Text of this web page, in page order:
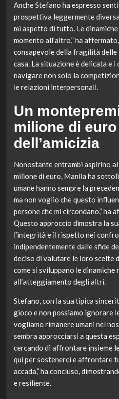
Anche Stefano ha espresso
prospettiva leggermente
mi aspetto di tutto. Le
momento all’altro,” ha
consapevole della fragilità delle
casa. La situazione è delicata e
navigare non solo la
le relazioni interpersonali.
Un
milione di
dell’amicizia
Nonostante entrambi aspirino
milione di euro, Manila ha
umane hanno sempre la
ma non voglio che questo
persone che mi circondano,” ha
Questo approccio dimostra la
l’integrità e il rispetto nei
indipendentemente dalle sfide
deciso di valutare le loro scelte
come si sviluppano le dinamiche
all’atteggiamento degli altri.
Stefano, con la sua tipica
gioco e non possiamo ignorare
vogliamo rimanere umani nel
sembra approcciarsi a questa
cercando di affrontare insieme
qui per sostenerci e affrontare
accada,” ha concluso,
e resiliente.